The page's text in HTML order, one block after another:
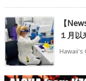
【
１月
Hawaii's